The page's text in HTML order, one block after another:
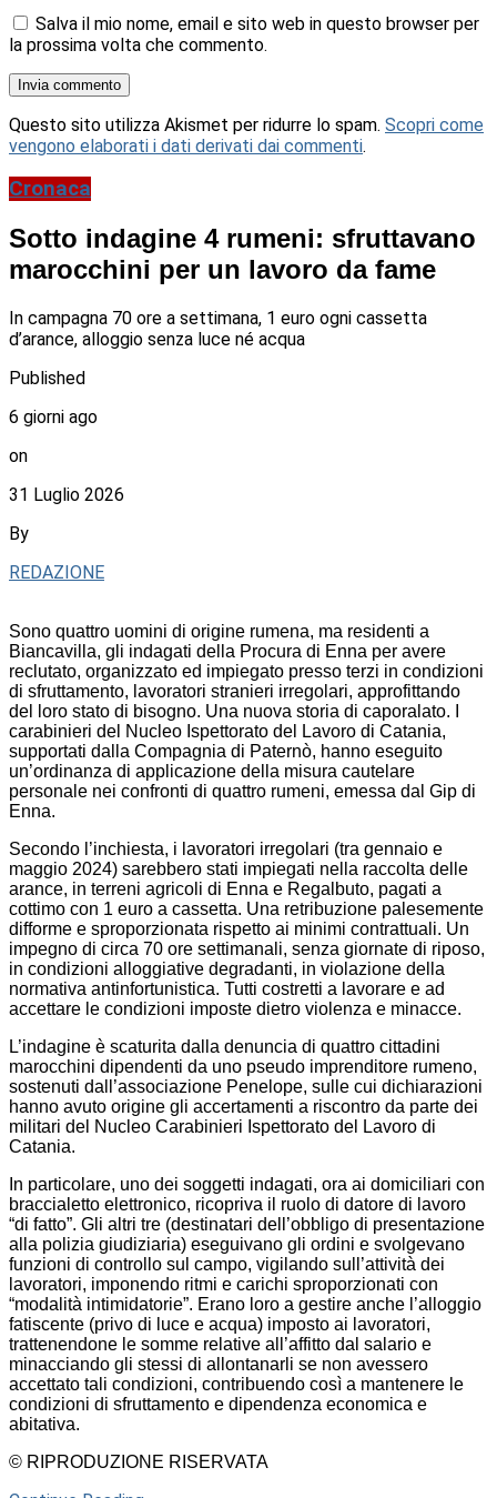
Salva il mio nome, email e sito web in questo browser per
la prossima volta che commento.
Questo sito utilizza Akismet per ridurre lo spam. Scopri come
vengono elaborati i dati derivati dai commenti.
Cronaca
Sotto indagine 4 rumeni: sfruttavano
marocchini per un lavoro da fame
In campagna 70 ore a settimana, 1 euro ogni cassetta
d’arance, alloggio senza luce né acqua
Published
6 giorni ago
on
31 Luglio 2026
By
REDAZIONE
Sono quattro uomini di origine rumena, ma residenti a
Biancavilla, gli indagati della Procura di Enna per avere
reclutato, organizzato ed impiegato presso terzi in condizioni
di sfruttamento, lavoratori stranieri irregolari, approfittando
del loro stato di bisogno. Una nuova storia di caporalato. I
carabinieri del Nucleo Ispettorato del Lavoro di Catania,
supportati dalla Compagnia di Paternò, hanno eseguito
un’ordinanza di applicazione della misura cautelare
personale nei confronti di quattro rumeni, emessa dal Gip di
Enna.
Secondo l’inchiesta, i lavoratori irregolari (tra gennaio e
maggio 2024) sarebbero stati impiegati nella raccolta delle
arance, in terreni agricoli di Enna e Regalbuto, pagati a
cottimo con 1 euro a cassetta. Una retribuzione palesemente
difforme e sproporzionata rispetto ai minimi contrattuali. Un
impegno di circa 70 ore settimanali, senza giornate di riposo,
in condizioni alloggiative degradanti, in violazione della
normativa antinfortunistica. Tutti costretti a lavorare e ad
accettare le condizioni imposte dietro violenza e minacce.
L’indagine è scaturita dalla denuncia di quattro cittadini
marocchini dipendenti da uno pseudo imprenditore rumeno,
sostenuti dall’associazione Penelope, sulle cui dichiarazioni
hanno avuto origine gli accertamenti a riscontro da parte dei
militari del Nucleo Carabinieri Ispettorato del Lavoro di
Catania.
In particolare, uno dei soggetti indagati, ora ai domiciliari con
braccialetto elettronico, ricopriva il ruolo di datore di lavoro
“di fatto”. Gli altri tre (destinatari dell’obbligo di presentazione
alla polizia giudiziaria) eseguivano gli ordini e svolgevano
funzioni di controllo sul campo, vigilando sull’attività dei
lavoratori, imponendo ritmi e carichi sproporzionati con
“modalità intimidatorie”. Erano loro a gestire anche l’alloggio
fatiscente (privo di luce e acqua) imposto ai lavoratori,
trattenendone le somme relative all’affitto dal salario e
minacciando gli stessi di allontanarli se non avessero
accettato tali condizioni, contribuendo così a mantenere le
condizioni di sfruttamento e dipendenza economica e
abitativa.
© RIPRODUZIONE RISERVATA